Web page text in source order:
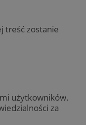
treść zostanie
użytkowników.
za